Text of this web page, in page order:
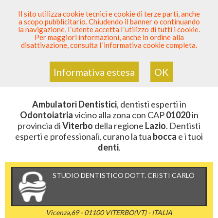
SEI DENTISTA? PARTECIPA
Sei QuiElenco Dentista Sicuro > Odontoiatria>
Ambulatori Dentistici>Lazio >Viterbo >CAP 01020
ZONA CON CAP 01020
Ambulatori Dentistici, dentisti esperti in
Odontoiatriavicino alla zona con CAP01020in
provincia diViterbo della regione Lazio. Dentisti
esperti e professionali, curano la tua bocca e i tuoi
denti.
STUDIO DENTISTICO DOTT. CRISTI CARLO
Vicenza,69 - 01100 VITERBO(VT) - ITALIA
Il sito utilizza cookie tecnici e cookie di terze parti, anche
a scopo pubblicitario. Chiudendo il banner o continuando
la navigazione, l´utente accetta l´utilizzo di tutti i cookie.
Per maggiori informazioni, anche in ordine alla
disattivazione, consulta l´informativa cookie completa.
Informativa estesa OK